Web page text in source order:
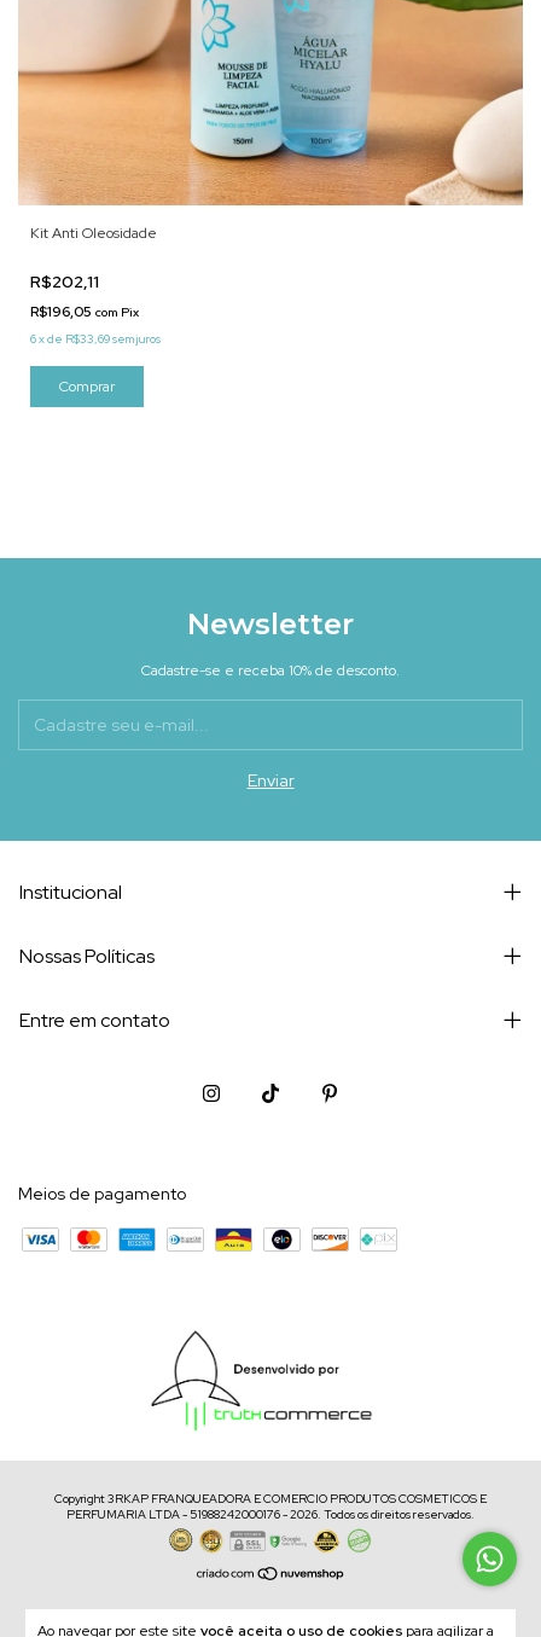
Ao navegar por este site você aceita o uso de cookies para agilizar a
Kit Anti Oleosidade
R$202,11
R$196,05 com Pix
6xde R$33,69sem juros
Newsletter
Cadastre-se e receba 10% de desconto.
Institucional
Nossas Políticas
Entre em contato
Meios de pagamento
Copyright 3RKAP FRANQUEADORA E COMERCIO PRODUTOS COSMETICOS E
PERFUMARIA LTDA - 51988242000176 - 2026. Todos os direitos reservados.